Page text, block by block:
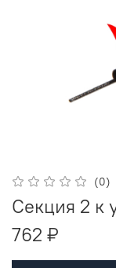
(0)
Секция 2 к
762 ₽